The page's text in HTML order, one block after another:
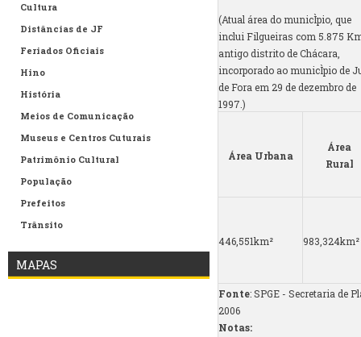
Cultura
Distâncias de JF
Feriados Oficiais
Hino
História
Meios de Comunicação
Museus e Centros Cuturais
Patrimônio Cultural
População
Prefeitos
Trânsito
MAPAS
(Atual área do municÌpio, que
inclui Filgueiras com 5.875
antigo distrito de Chácara,
incorporado ao municÌpio de
de Fora em 29 de dezembro de
1997.)
Área Urbana
Área
Rural
446,551km² 983,324km²
Fonte: SPGE - Secretaria de
2006
Notas: